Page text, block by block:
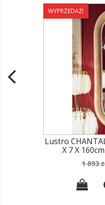
WYPRZEDAŻ!
Lustro
X 7 X
Cena
1 893